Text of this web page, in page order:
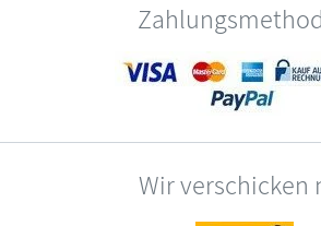
Wir verschicken